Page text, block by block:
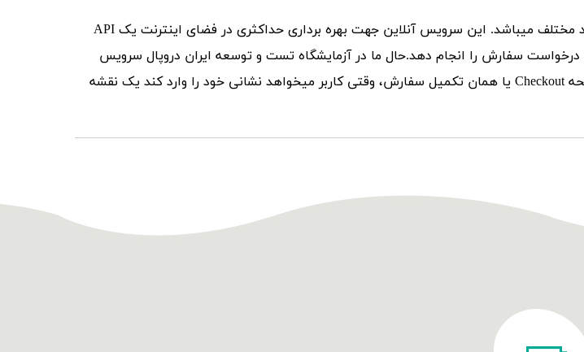
الوپیک یک سرویس آنلاین درخواست و دریافت پیک جهت ارسال مرسولات به مقاصد مختلف میباشد. این سرویس آنلاین جهت بهره برداری حداکثری در فضای اینترنت یک API
سفارش را انجام دهد.حال ما در آزمایشگاه تست و توسعه ایران دروپال سرویس
الوپیک را به دروپال کامرس وصل کردیم. ماژول ما به این صورت کار میکند که در صفحه Checkout یا همان تکمیل سفارش، وقتی کاربر میخواهد نشانی خود را وارد کند یک نقشه